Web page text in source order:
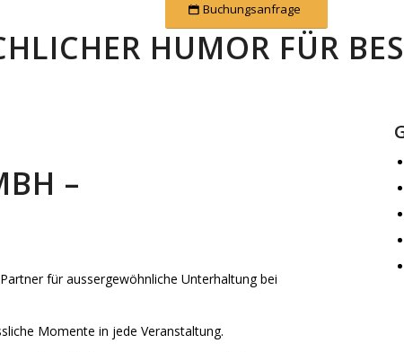
Buchungsanfrage
HUMOR FÜR
–
für aussergewöhnliche Unterhaltung bei
Momente in jede Veranstaltung.